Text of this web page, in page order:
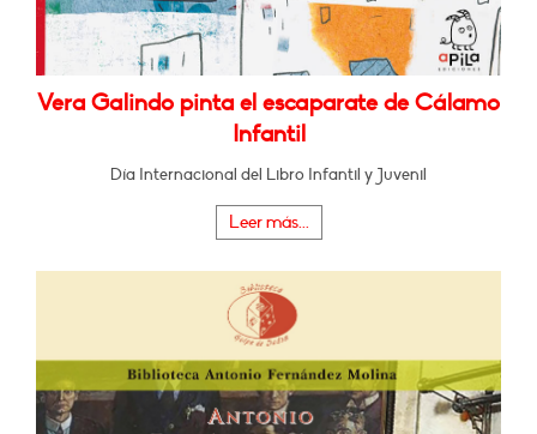
Vera Galindo pinta el escaparate de Cálamo
Infantil
Día Internacional del Libro Infantil y Juvenil
Leer más...